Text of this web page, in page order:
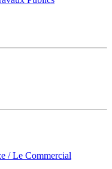
/ Le Commercial